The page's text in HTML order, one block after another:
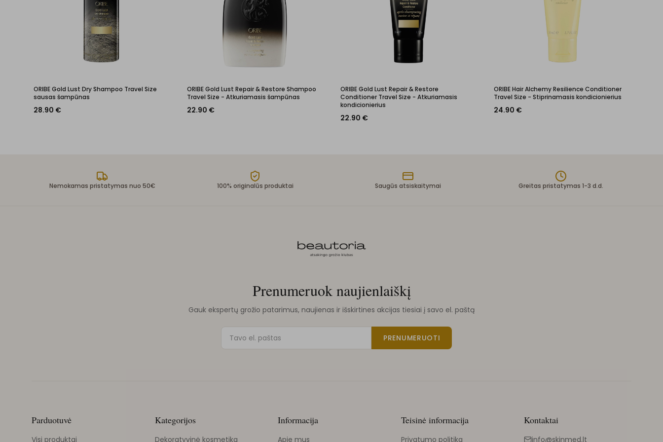
ORIBE Gold Lust Dry Shampoo Travel Size
sausas šampūnas
28.90 €
ORIBE Gold Lust Repair & Restore Shampoo
Travel Size - Atkuriamasis šampūnas
22.90 €
ORIBE Gold Lust Repair & Restore
Conditioner Travel Size - Atkuriamasis
kondicionierius
22.90 €
ORIBE Hair Alchemy Resilience Conditioner
Travel Size - Stiprinamasis kondicionierius
24.90 €
Nemokamas pristatymas nuo 50€ 100% originalūs produktai Saugūs atsiskaitymai Greitas pristatymas 1-3 d.d.
Prenumeruok naujienlaiškį
Gauk ekspertų grožio patarimus, naujienas ir išskirtines akcijas tiesiai į savo el. paštą
PRENUMERUOTI
Parduotuvė
Visi produktai
Kategorijos
Dekoratyvinė kosmetika
Informacija
Apie mus
Teisinė informacija
Privatumo politika
Kontaktai
info@skinmed.lt